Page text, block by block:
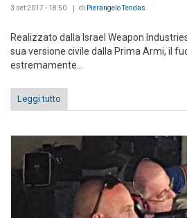
3 set 2017 - 18:50 di Pierangelo Tendas
Realizzato dalla Israel Weapon
sua versione civile dalla Prima Armi, il
estremamente...
Leggi tutto